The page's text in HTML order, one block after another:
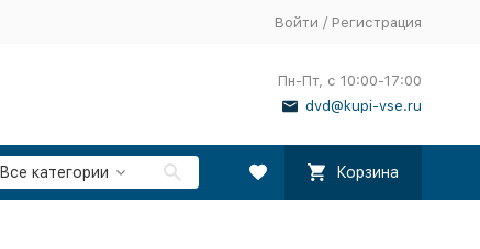
Войти / Регистрация
Пн-Пт, с 10:00-17:00
dvd@kupi-vse.ru
Все категории Корзина